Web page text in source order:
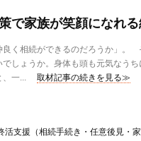
で家族が笑顔になれ
良く相続ができるのだろうか」。
しょうか。身体も頭も元気なうち
一...
取材記事の続きを見る≫
活支援（相続手続き・任意後見・家